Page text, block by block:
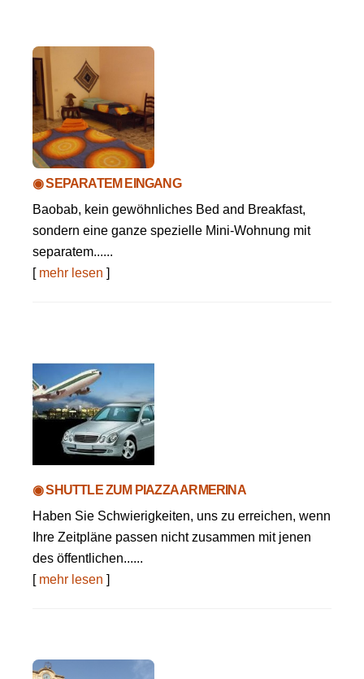
◉ SEPARATEM EINGANG
Baobab, kein gewöhnliches Bed and Breakfast,
sondern eine ganze spezielle Mini-Wohnung mit
separatem......
[ mehr lesen ]
◉ SHUTTLE ZUM PIAZZA ARMERINA
Haben Sie Schwierigkeiten, uns zu erreichen, wenn
Ihre Zeitpläne passen nicht zusammen mit jenen
des öffentlichen......
[ mehr lesen ]